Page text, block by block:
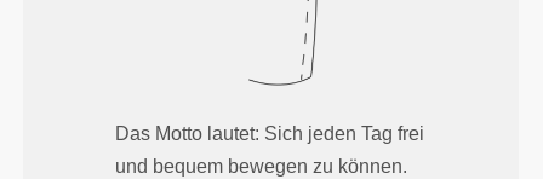
Das Motto lautet: Sich jeden Tag frei
und bequem bewegen zu können.